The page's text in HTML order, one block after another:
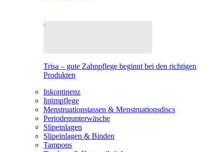
Trisa – gute Zahnpflege beginnt bei den richtigen
Produkten
Inkontinenz
Intimpflege
Menstruationstassen & Menstruationsdiscs
Periodenunterwäsche
Slipeinlagen
Slipeinlagen & Binden
Tampons